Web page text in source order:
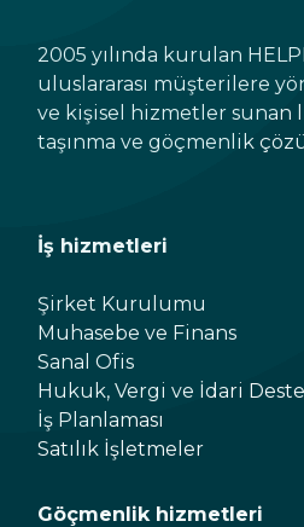
2005 yılında kurulan
uluslararası müşterilere
ve kişisel hizmetler sunan
taşınma ve göçmenlik
İş hizmetleri
Şirket Kurulumu
Muhasebe ve Finans
Sanal Ofis
Hukuk, Vergi ve İdari
İş Planlaması
Satılık İşletmeler
Göçmenlik hizmetleri